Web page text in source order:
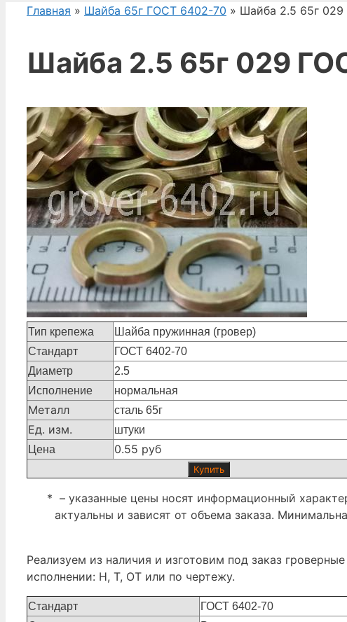
Главная » Шайба 65г ГОСТ 6402-70 » Шайба 2.5 65г
Шайба 2.5 65г 029
Тип крепежа
Шайба пружинная (гровер)
Стандарт
ГОСТ 6402-70
Диаметр
2.5
Исполнение
нормальная
Металл сталь 65г
Ед. изм.
штуки
Цена
0.55 руб
Купить
* – указанные цены носят информационный
актуальны и зависят от объема заказа.
Реализуем из наличия и изготовим под заказ
исполнении: Н, Т, ОТ или по чертежу.
Стандарт
ГОСТ 6402-70